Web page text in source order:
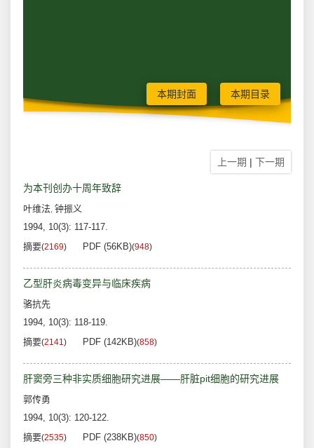
本期封面 本期目录
上一期 | 下一期
为本刊创办十周年致辞
叶维法, 钟振义
1994, 10(3): 117-117.
摘要(2169) PDF (56KB)(948)
乙型肝炎病毒变异与临床疾病
骆抗先
1994, 10(3): 118-119.
摘要(2141) PDF (142KB)(858)
肝窦旁三种非实质细胞研究进展——肝脏pit细胞的研究进展
郭传勇
1994, 10(3): 120-122.
摘要(2535) PDF (238KB)(850)